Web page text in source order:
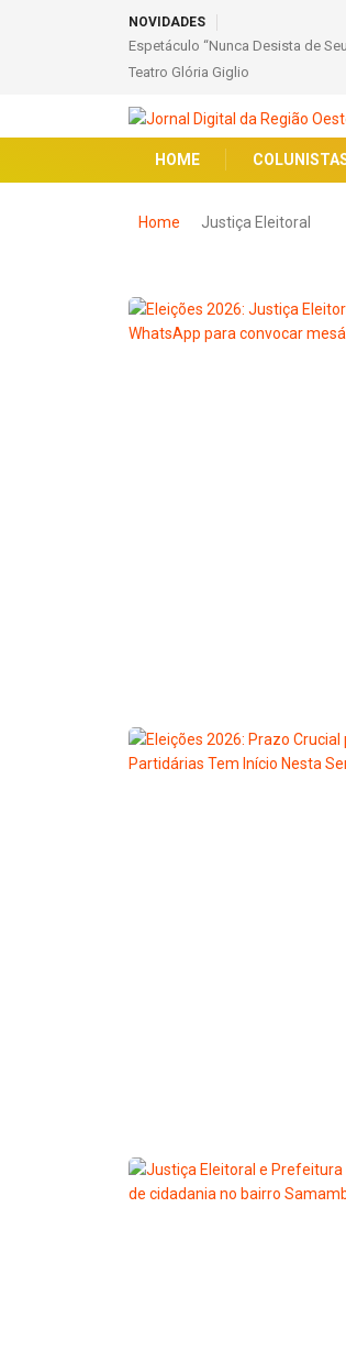
NOVIDADES
Espetáculo “Nunca Desista de
Teatro Glória Giglio
HOME
Home Justiça Eleitoral